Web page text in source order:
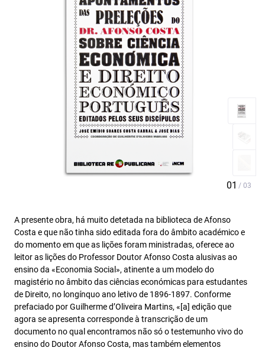
A presente obra, há muito detetada na biblioteca de Afonso
Costa e que não tinha sido editada fora do âmbito académico e
do momento em que as lições foram ministradas, oferece ao
leitor as lições do Professor Doutor Afonso Costa alusivas ao
ensino da «Economia Social», atinente a um modelo do
magistério no âmbito das ciências económicas para estudantes
de Direito, no longínquo ano letivo de 1896-1897. Conforme
prefaciado por Guilherme d’Oliveira Martins, «[a] edição que
agora se apresenta corresponde à transcrição de um
documento no qual encontramos não só o testemunho vivo do
ensino do Doutor Afonso Costa, mas também elementos